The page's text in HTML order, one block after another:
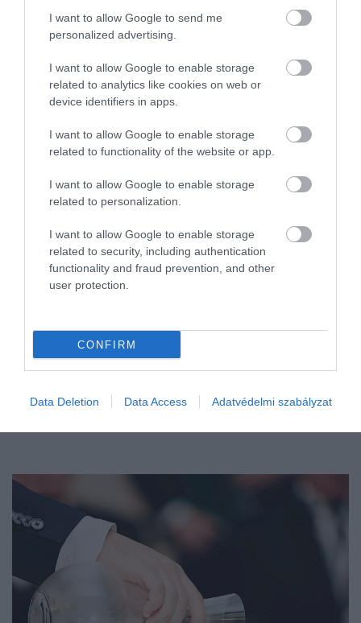
I want to allow Google to send me
personalized advertising.
I want to allow Google to enable storage
related to analytics like cookies on web or
device identifiers in apps.
I want to allow Google to enable storage
related to functionality of the website or app.
I want to allow Google to enable storage
related to personalization.
I want to allow Google to enable storage
related to security, including authentication
functionality and fraud prevention, and other
user protection.
CONFIRM
Data Deletion Data Access Adatvédelmi szabályzat
Bárki, aki valaha is repült, nagyon jól tudja,
hogy egy rosszul megválasztott ülés
megkeseríteni. Most utazási szakértők
egybehangzó véleménye alapján
elmondjuk, melyik az az ülőhely, amelyet
érdemes messziről…
A szakértők szerint a
repülőgépen ennél rosszabb
ülést nem…
HAMU ÉS GYÉMÁNT